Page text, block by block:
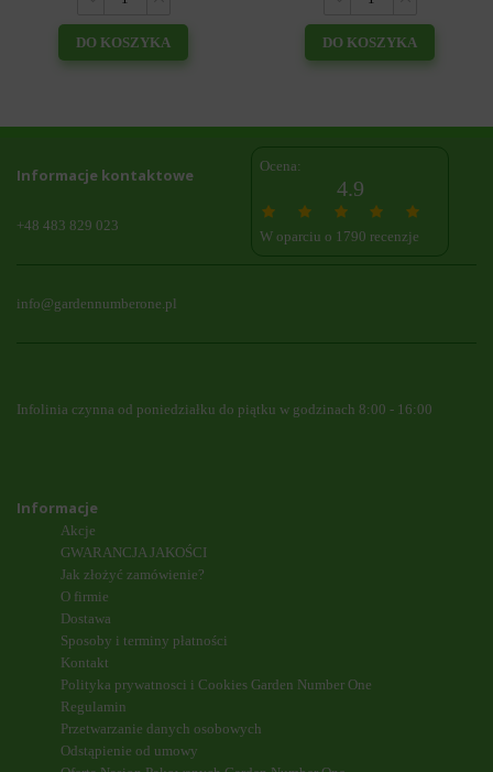
DO KOSZYKA DO KOSZYKA
Informacje kontaktowe
+48 483 829 023
Ocena:
4.9
W oparciu o 1790 recenzje
info@gardennumberone.pl
Infolinia czynna od poniedziałku do piątku w godzinach 8:00 - 16:00
Informacje
Akcje
GWARANCJA JAKOŚCI
Jak złożyć zamówienie?
O firmie
Dostawa
Sposoby i terminy płatności
Kontakt
Polityka prywatnosci i Cookies Garden Number One
Regulamin
Przetwarzanie danych osobowych
Odstąpienie od umowy